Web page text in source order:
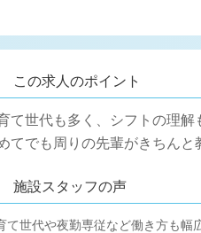
この求人のポイント
て世代も多く、シフトの理
てでも周りの先輩がきちんと
施設スタッフの声
て世代や夜勤専従など働き方も幅